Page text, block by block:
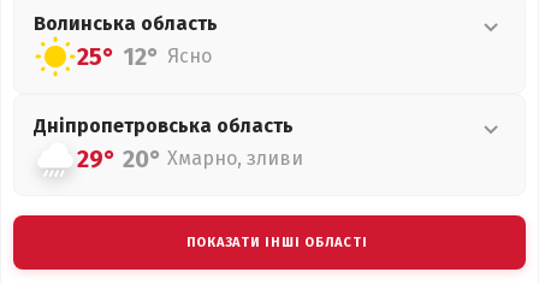
Волинська область
25° 12° Ясно
Дніпропетровська область
29° 20° Хмарно, зливи
ПОКАЗАТИ ІНШІ ОБЛАСТІ